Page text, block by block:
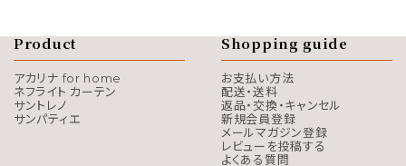
Product
アカリナ for home
ネフライト カーテン
サントレノ
サンパティエ
Shopping guide
お支払い方法
配送・送料
返品・交換・キャンセル
新規会員登録
メールマガジン登録
レビューを投稿する
よくある質問